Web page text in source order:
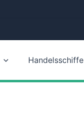
Handelsschiffe